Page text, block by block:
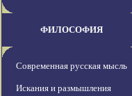
ФИЛОСОФИЯ
Современная русская мысль
Искания и размышления